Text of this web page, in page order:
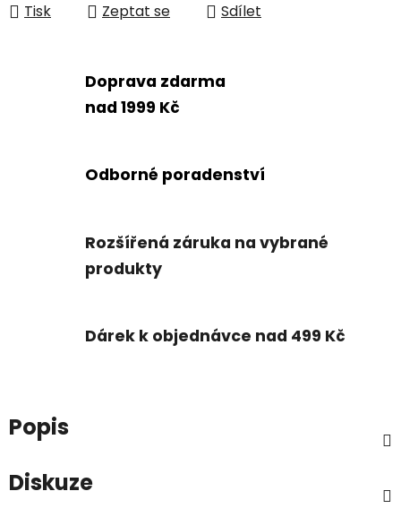
Tisk Zeptat se Sdílet
Doprava zdarma
nad 1999 Kč
Odborné poradenství
Rozšířená záruka na vybrané
produkty
Dárek k objednávce nad 499 Kč
Popis
Diskuze